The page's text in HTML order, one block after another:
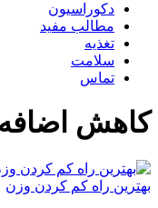
دکوراسیون
مطالب مفید
تغذیه
سلامت
تماس
کاهش
بهترین راه کم کردن وزن